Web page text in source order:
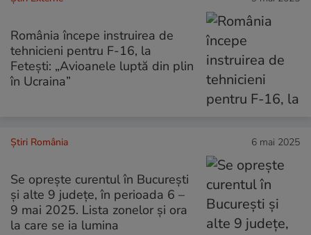
România începe instruirea de
tehnicieni pentru F-16, la
Fetești: „Avioanele luptă din plin
în Ucraina”
Știri România 6 mai 2025
Se oprește curentul în București
și alte 9 județe, în perioada 6 –
9 mai 2025. Lista zonelor și ora
la care se ia lumina